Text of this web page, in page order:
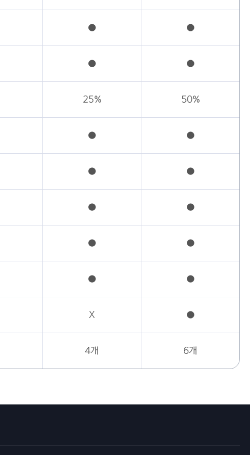
● ●
● ●
25% 50%
● ●
● ●
● ●
● ●
● ●
X ●
4개 6개